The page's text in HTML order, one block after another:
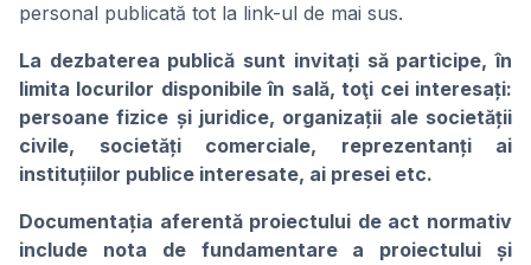
personal publicată tot la link-ul de mai sus.
La dezbaterea publică sunt invitați să participe, în
limita locurilor disponibile în sală, toţi cei interesați:
persoane fizice și juridice, organizații ale societății
civile, societăți comerciale, reprezentanți ai
instituțiilor publice interesate, ai presei etc.
Documentația aferentă proiectului de act normativ
include nota de fundamentare a proiectului și